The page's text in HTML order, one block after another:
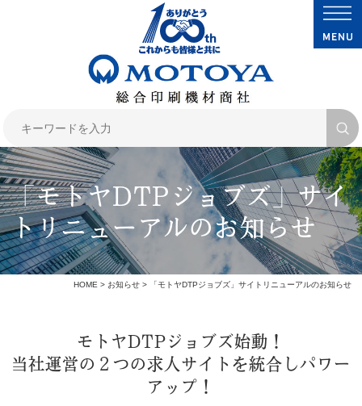
「モトヤDTPジョブズ」サイ
トリニューアルのお知らせ
HOME> お知らせ> 「モトヤDTPジョブズ」サイトリニューアルのお知らせ
モトヤDTPジョブズ始動！
当社運営の２つの求人サイトを統合しパワー
アップ！